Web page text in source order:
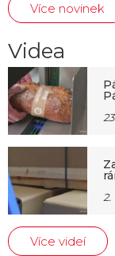
Více novinek
Videa
2.
Více videí